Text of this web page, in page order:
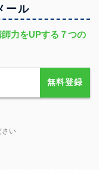
ール
師力をUPする７つの
無料登録
さい